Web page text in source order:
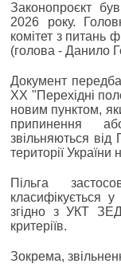
Законопроєкт
2026 року.
комітет з питань
(голова - Данило
Документ
XX "Перехідні
новим пунктом,
припинення
звільняються
території
Пільга
класифікується
згідно з УКТ
критеріїв.
Зокрема,